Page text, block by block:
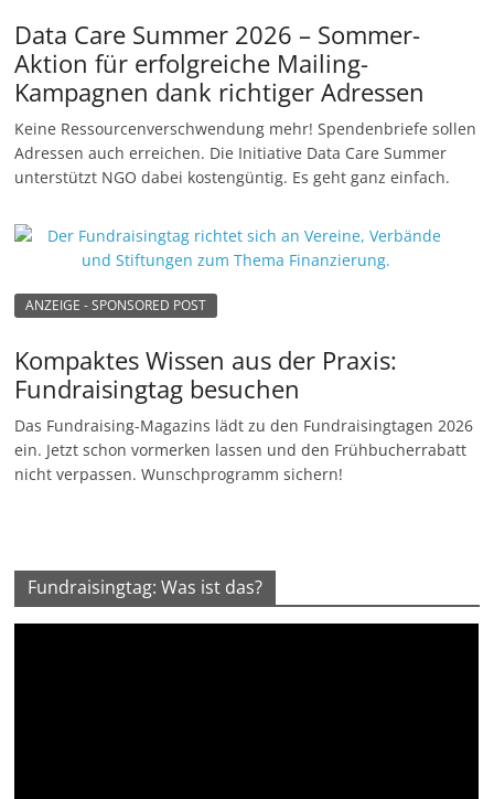
Data Care Summer 2026 – Sommer-
Aktion für erfolgreiche Mailing-
Kampagnen dank richtiger Adressen
Keine Ressourcenverschwendung mehr! Spendenbriefe sollen
Adressen auch erreichen. Die Initiative Data Care Summer
unterstützt NGO dabei kostengüntig. Es geht ganz einfach.
ANZEIGE - SPONSORED POST
Kompaktes Wissen aus der Praxis:
Fundraisingtag besuchen
Das Fundraising-Magazins lädt zu den Fundraisingtagen 2026
ein. Jetzt schon vormerken lassen und den Frühbucherrabatt
nicht verpassen. Wunschprogramm sichern!
Fundraisingtag: Was ist das?